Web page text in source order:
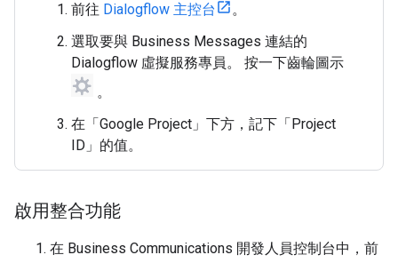
前往 Dialogflow 主控台
。
選取要與 Business Messages 連結的
Dialogflow 虛擬服務專員。 按一下齒輪圖示
。
在「Google Project」 下方，記下「Project
ID」 的值。
啟用整合功能
在 Business Communications 開發人員控制台中，前